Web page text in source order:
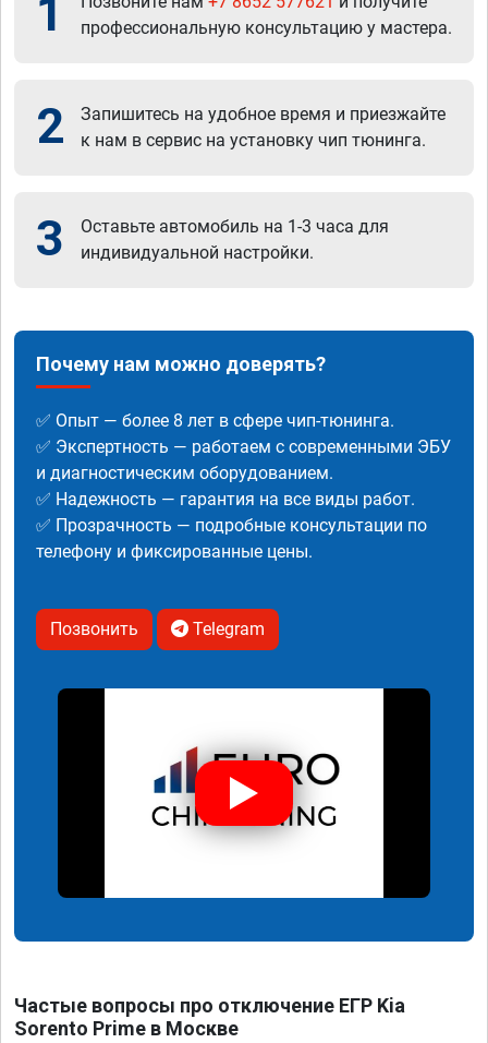
1
профессиональную консультацию у мастера.
2
Запишитесь на удобное время и приезжайте
к нам в сервис на установку чип тюнинга.
3
Оставьте автомобиль на 1-3 часа для
индивидуальной настройки.
Почему нам можно доверять?
✅ Опыт — более 8 лет в сфере чип-тюнинга.
✅ Экспертность — работаем с современными ЭБУ
и диагностическим оборудованием.
✅ Надежность — гарантия на все виды работ.
✅ Прозрачность — подробные консультации по
телефону и фиксированные цены.
Позвонить Telegram
Частые вопросы про отключение ЕГР Kia
Sorento Prime в Москве